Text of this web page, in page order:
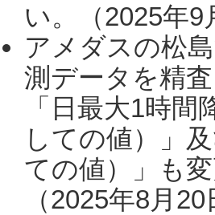
い。（2025年9
アメダスの松
測データを精
「日最大1時
しての値）」
ての値）」も
（2025年8月20